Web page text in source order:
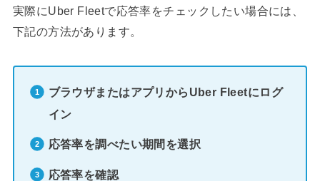
実際にUber Fleetで応答率をチェックしたい場合には、
下記の方法があります。
ブラウザまたはアプリからUber Fleetにログ
イン
応答率を調べたい期間を選択
応答率を確認